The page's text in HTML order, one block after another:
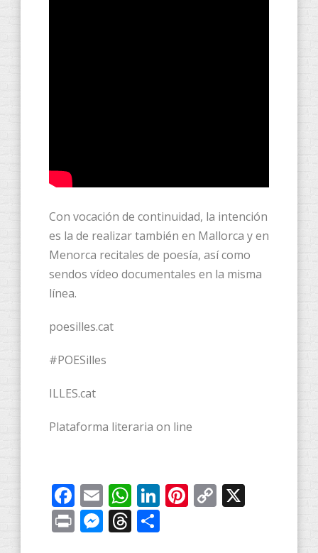
Con vocación de continuidad, la intención
es la de realizar también en Mallorca y en
Menorca recitales de poesía, así como
sendos vídeo documentales en la misma
línea.
poesilles.cat
#POESilles
ILLES.cat
Plataforma literaria on line
Facebook
EmailWhatsApp
LinkedIn
Pinterest
Copy
PrintMessenger
Threads